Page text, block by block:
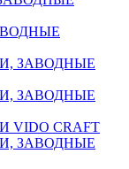
ЗАВОДНЫЕ
ЗАВОДНЫЕ
CRAFT
ЗАВОДНЫЕ